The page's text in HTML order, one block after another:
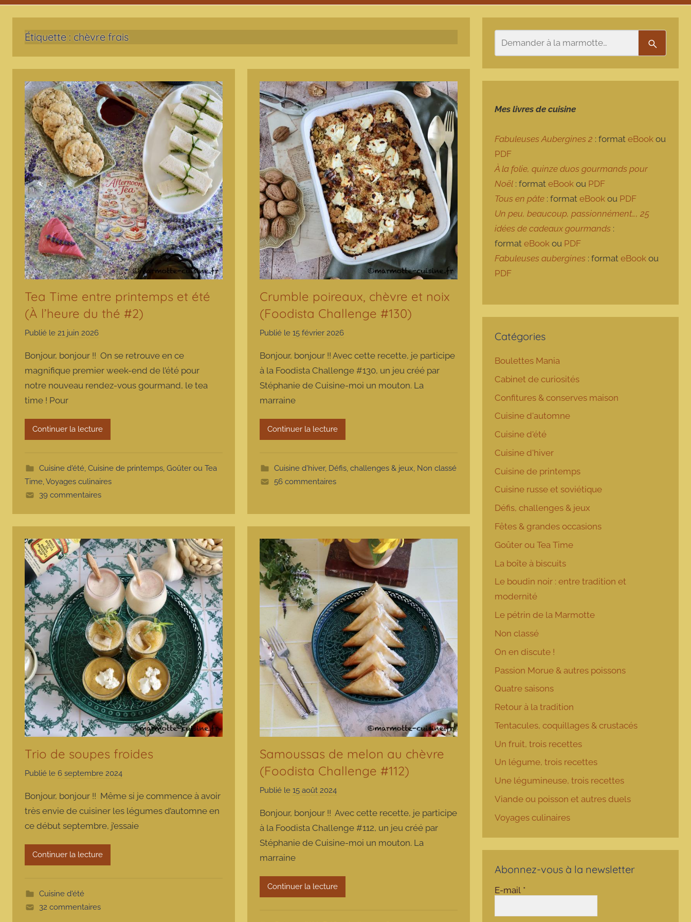
Étiquette : chèvre frais
Tea Time entre printemps et été
(À l’heure du thé #2)
Publié le 21 juin 2026
r
m
a
o
t
e
Bonjour, bonjour !! On se retrouve en ce
magnifique premier week-end de l’été pour
notre nouveau rendez-vous gourmand, le tea
time ! Pour
Continuer la lecture
Cuisine d'été, Cuisine de printemps, Goûter ou Tea
Time,Voyages culinaires
39 commentaires
Crumble poireaux, chèvre et noix
(Foodista Challenge #130)
Publié le15 février 2026
r
m
a
t
e
Bonjour, bonjour !! Avec cette recette, je participe
à la Foodista Challenge #130, un jeu créé par
Stéphanie de Cuisine-moi un mouton. La
marraine
Continuer la lecture
Cuisine d'hiver, Défis, challenges & jeux, Non classé
56 commentaires
Trio de soupes froides
Publié le 6 septembre 2024
r
m
a
Bonjour, bonjour !! Même si je commence à avoir
très envie de cuisiner les légumes d’automne en
ce début septembre, j’essaie
Continuer la lecture
Cuisine d'été
32 commentaires
Samoussas de melon au chèvre
(Foodista Challenge #112)
Publié le15 août 2024
r
m
a
o
t
Bonjour, bonjour !! Avec cette recette, je participe
à la Foodista Challenge #112, un jeu créé par
Stéphanie de Cuisine-moi un mouton. La
marraine
Continuer la lecture
Mes livres de cuisine
Fabuleuses Aubergines 2 : formateBook ou
PDF
À la folie, quinze duos gourmands pour
Noël : formateBook ou PDF
Tous en pâte : formateBook ou PDF
Un peu, beaucoup, passionnément…, 25
idées de cadeaux gourmands :
formateBook ou PDF
Fabuleuses aubergines : formateBook ou
PDF
Catégories
Boulettes Mania
Cabinet de curiosités
Confitures & conserves maison
Cuisine d'automne
Cuisine d'été
Cuisine d'hiver
Cuisine de printemps
Cuisine russe et soviétique
Défis, challenges & jeux
Fêtes & grandes occasions
Goûter ou Tea Time
La boîte à biscuits
Le boudin noir : entre tradition et
modernité
Le pétrin de la Marmotte
Non classé
On en discute !
Passion Morue & autres poissons
Quatre saisons
Retour à la tradition
Tentacules, coquillages & crustacés
Un fruit, trois recettes
Un légume, trois recettes
Une légumineuse, trois recettes
Viande ou poisson et autres duels
Voyages culinaires
Abonnez-vous à la newsletter
E-mail *